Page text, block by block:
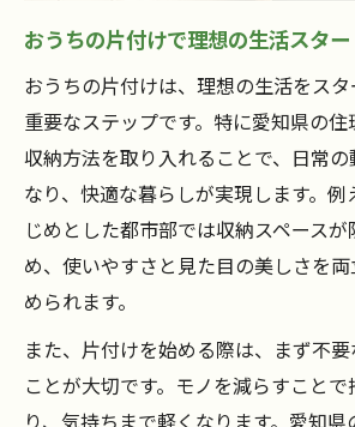
おうちの片付けなら誰でもできる
集
毎日続くおうちの片付けの
おうちの片付けを手軽にす
コツ
家族みんなでできるおうち
おうちの片付けが楽しくな
暮らしやすさ重視の片付け術を
おうちの片付けで暮らしや
る
おうちの片付けで理想の生活スター
おうちの片付けは、理想の生活をス
重要なステップです。特に愛知県の
収納方法を取り入れることで、日常
なり、快適な暮らしが実現します。
じめとした都市部では収納スペース
め、使いやすさと見た目の美しさを
められます。
また、片付けを始める際は、まず不
ことが大切です。モノを減らすこと
り、気持ちまで軽くなります。愛知